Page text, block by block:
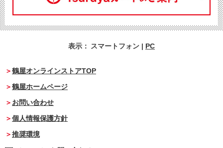
表示： スマートフォン | PC
鶴屋オンラインストアTOP
鶴屋ホームページ
お問い合わせ
個人情報保護方針
推奨環境